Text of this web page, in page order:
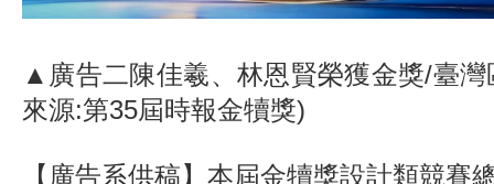
▲廣告二陳佳羲、林恩賢榮獲金獎/臺
來源:第35屆時報金犢獎)
【廣告系供稿】本屆金犢獎設計類競賽